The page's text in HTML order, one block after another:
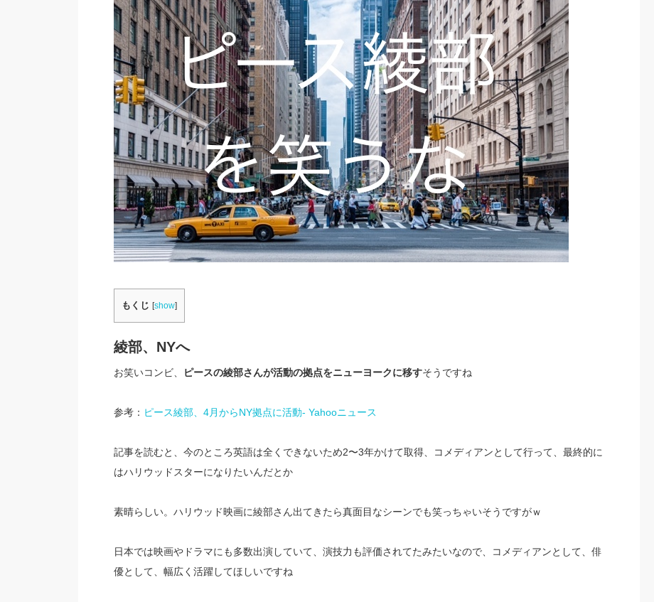
もくじ [show]
綾部、NYへ
お笑いコンビ、 ピースの綾部さんが活動の拠点をニューヨークに移すそうですね
参考： ピース綾部、4月からNY拠点に活動- Yahooニュース
記事を読むと、今のところ英語は全くできないため2〜3年かけて取得、コメディアンとして行って、最終的に
はハリウッドスターになりたいんだとか
素晴らしい。ハリウッド映画に綾部さん出てきたら真面目なシーンでも笑っちゃいそうですがｗ
日本では映画やドラマにも多数出演していて、演技力も評価されてたみたいなので、コメディアンとして、俳
優として、幅広く活躍してほしいですね